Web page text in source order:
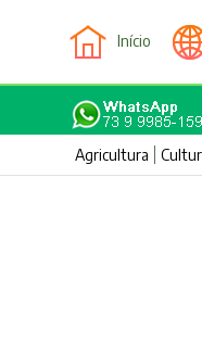
Início
Agricultura